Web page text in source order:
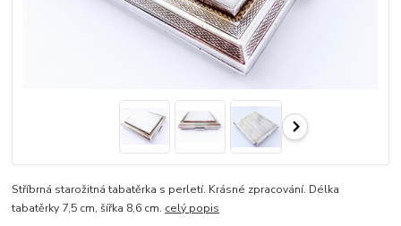
Stříbrná starožitná tabatěrka s perletí. Krásné zpracování. Délka
tabatěrky 7,5 cm, šířka 8,6 cm. celý popis